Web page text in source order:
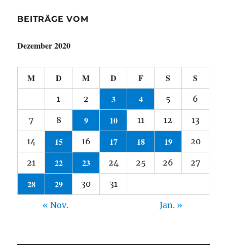
BEITRÄGE VOM
Dezember 2020
M D M D F S S
1 2 3 4 5 6
7 8 9 10 11 12 13
14 15 16 17 18 19 20
21 22 23 24 25 26 27
28 29 30 31
« Nov. Jan. »